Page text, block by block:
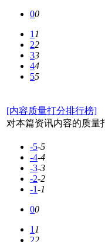
00
11
22
33
44
55
[内容质量打分排行榜]
对本篇资讯内容的质量
-5-5
-4-4
-3-3
-2-2
-1-1
00
11